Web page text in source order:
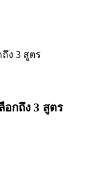
กถึง 3 สูตร